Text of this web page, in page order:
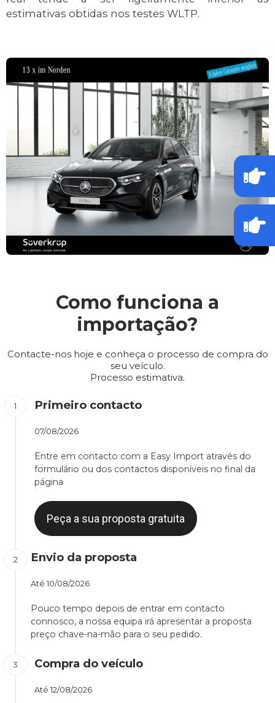
estimativas obtidas nos testes WLTP.
Como funciona a
importação?
Contacte-nos hoje e conheça o processo de compra do
seu veículo.
Processo estimativa.
Primeiro contacto
07/08/2026
Entre em contacto com a Easy Import através do
formulário ou dos contactos disponíveis no final da
página
Peça a sua proposta gratuita
Envio da proposta
Até 10/08/2026
Pouco tempo depois de entrar em contacto
connosco, a nossa equipa irá apresentar a proposta
preço chave-na-mão para o seu pedido.
Compra do veículo
Até 12/08/2026